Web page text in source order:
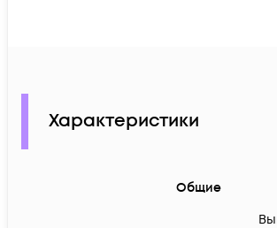
Характеристики
Общие